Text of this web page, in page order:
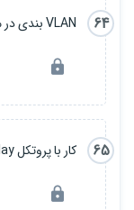
64 VLAN بندی در میکروتیک
65 کار با پروتکل DHCP Relay در میکروتیک